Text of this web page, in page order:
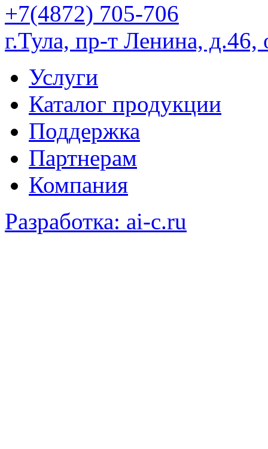
+7(4872) 705-706
г.Тула, пр-т Ленина, д.46,
Услуги
Каталог продукции
Поддержка
Партнерам
Компания
Разработка: ai-c.ru